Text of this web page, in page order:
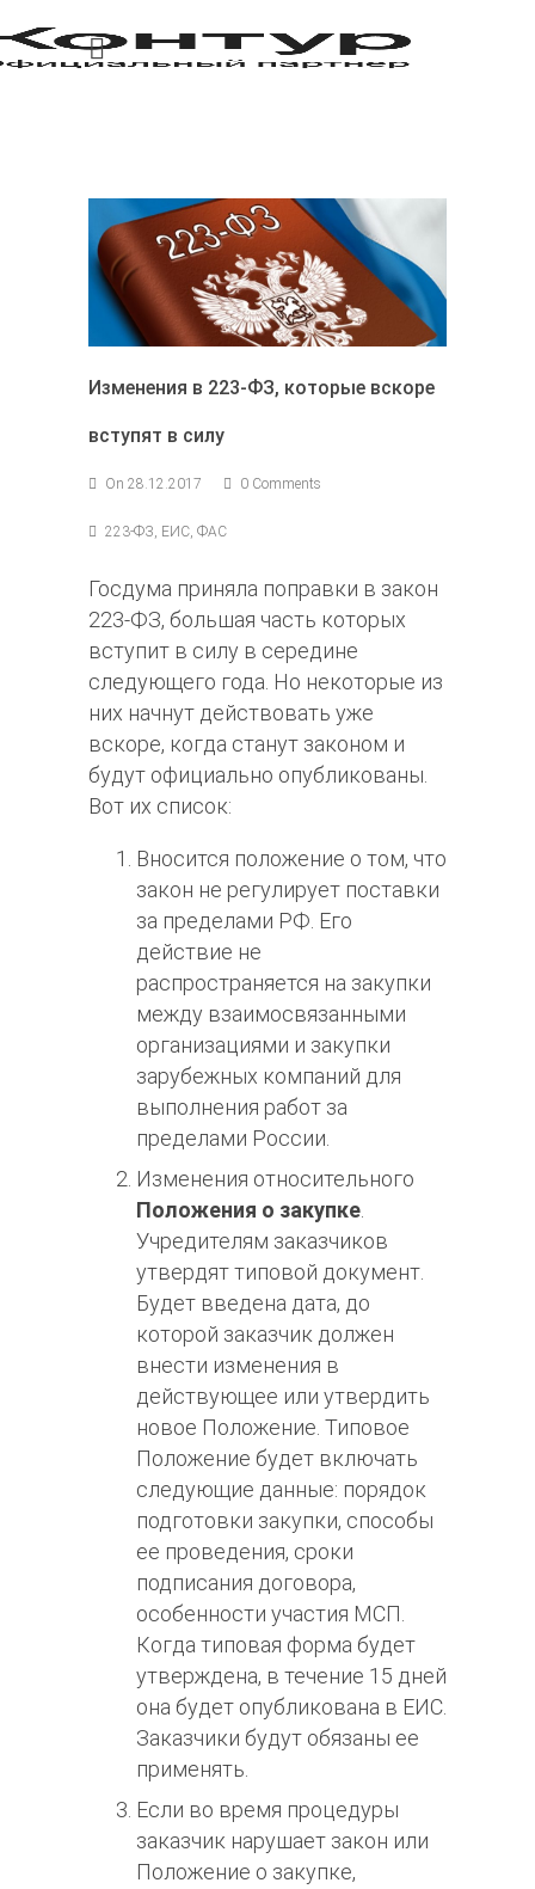
Изменения в 223-ФЗ, которые вскоре
вступят в силу
On 28.12.2017 0 Comments
223-ФЗ, ЕИС, ФАС
Госдума приняла поправки в закон
223-ФЗ, большая часть которых
вступит в силу в середине
следующего года. Но некоторые из
них начнут действовать уже
вскоре, когда станут законом и
будут официально опубликованы.
Вот их список:
Вносится положение о том, что
закон не регулирует поставки
за пределами РФ. Его
действие не
распространяется на закупки
между взаимосвязанными
организациями и закупки
зарубежных компаний для
выполнения работ за
пределами России.
Изменения относительного
Положения о закупке.
Учредителям заказчиков
утвердят типовой документ.
Будет введена дата, до
которой заказчик должен
внести изменения в
действующее или утвердить
новое Положение. Типовое
Положение будет включать
следующие данные: порядок
подготовки закупки, способы
ее проведения, сроки
подписания договора,
особенности участия МСП.
Когда типовая форма будет
утверждена, в течение 15 дней
она будет опубликована в ЕИС.
Заказчики будут обязаны ее
применять.
Если во время процедуры
заказчик нарушает закон или
Положение о закупке,